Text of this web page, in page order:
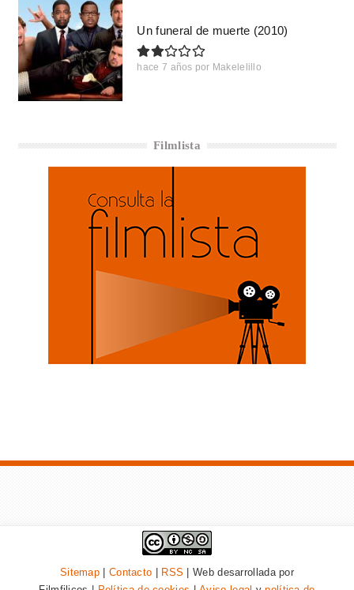
Un funeral de muerte (2010)
hace 7 años por Makelelillo
Filmlista
Sitemap Contacto RSS | Web desarrollada por